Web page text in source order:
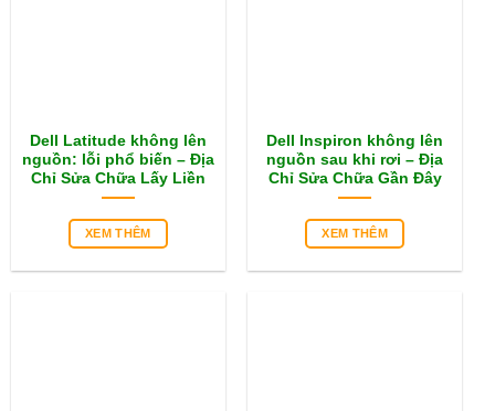
Dell Latitude không lên
nguồn: lỗi phổ biến – Địa
Chỉ Sửa Chữa Lấy Liền
XEM THÊM
Dell Inspiron không lên
nguồn sau khi rơi – Địa
Chỉ Sửa Chữa Gần Đây
XEM THÊM